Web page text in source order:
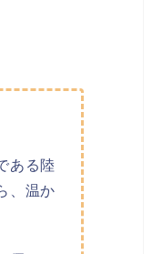
ある陸
、温か